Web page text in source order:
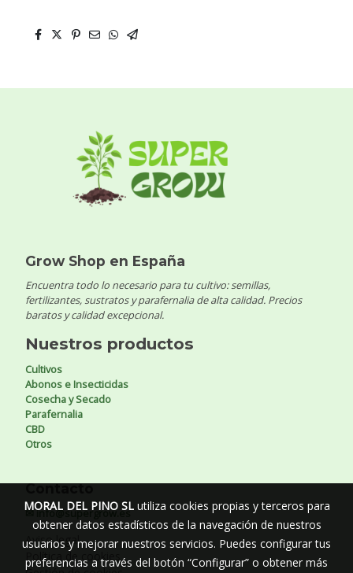
Grow Shop en España
Encuentra todo lo necesario para tu cultivo: semillas,
fertilizantes, sustratos y parafernalia de alta calidad. Precios
baratos y calidad excepcional.
Nuestros productos
Cultivos
Abonos e Insecticidas
Cosecha y Secado
Parafernalia
CBD
Otros
Contacto
✉ info@supergrow.es
Aviso legal
Política de cookies
MORAL DEL PINO SLutiliza cookies propias y terceros para
obtener datos estadísticos de la navegación de nuestros
usuarios y mejorar nuestros servicios. Puedes configurar tus
preferencias a través del botón “Configurar” o obtener más